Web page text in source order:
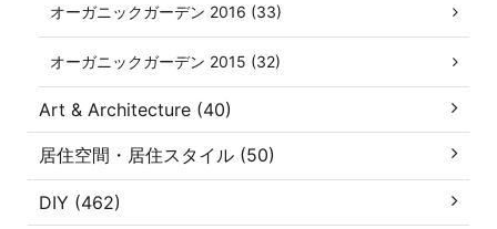
オーガニックガーデン 2016 (33)
オーガニックガーデン 2015 (32)
Art & Architecture (40)
居住空間・居住スタイル (50)
DIY (462)